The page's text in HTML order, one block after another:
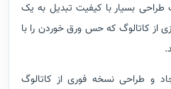
طراحی بسیار با کیفیت تبدیل به یک
از کاتالوگ که حس ورق خوردن را با
و طراحی نسخه فوری از کاتالوگ